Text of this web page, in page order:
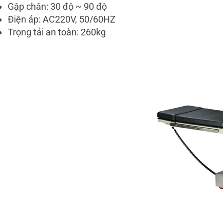
Gập chân: 30 độ ~ 90 độ
Điện áp: AC220V, 50/60HZ
Trọng tải an toàn: 260kg